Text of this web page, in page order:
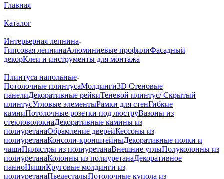
Главная
—
Каталог
—
Интерьерная лепнина
Гипсовая лепнинаАлюминиевые профилиФасадный
декорКлеи и инструменты для монтажа
—
Плинтуса напольные
Потолочные плинтусаМолдинги3D Стеновые
панелиДекоративные рейкиТеневой плинтус/ Скрытый
плинтусУгловые элементыРамки для стенГибкие
камниПотолочные розетки под люструВазоны из
стекловолокнаДекоративные камины из
полиуретанаОбрамление дверейКессоны из
полиуретанаКонсоли-кронштейныДекоративные полки и
чашиПилястры из полиуретанаВнешние углыПолуколонны из
полиуретанаКолонны из полиуретанаДекоративное
панноНишиКруговые молдинги из
полиуретанаПьедесталыПотолочные купола из